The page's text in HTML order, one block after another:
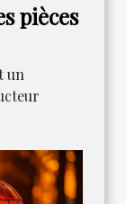
pièces
un